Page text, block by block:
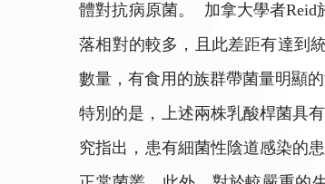
體對抗病原菌。 加拿大學者Reid
落相對的較多，且此差距有達到
數量，有食用的族群帶菌量明顯
特別的是，上述兩株乳酸桿菌具
究指出，患有細菌性陰道感染的